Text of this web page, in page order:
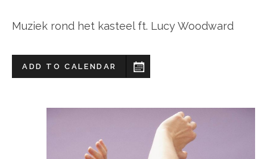
Muziek rond het kasteel ft. Lucy Woodward
ADD TO CALENDAR